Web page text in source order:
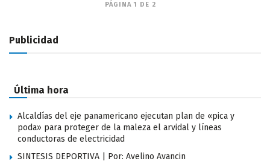
PÁGINA 1 DE 2
Publicidad
Última hora
Alcaldías del eje panamericano ejecutan plan de «pica y
poda» para proteger de la maleza el arvidal y líneas
conductoras de electricidad
SINTESIS DEPORTIVA | Por: Avelino Avancin